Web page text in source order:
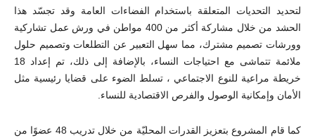
لتحديد التحديات المتعلقة باستخدام الفضاءات العامة وقد تجسّد هذا
الحشد من خلال مشاركة أكثر من 400 مواطن في ورش عمل تشاركية
وورشات تصميم مشترك، مما سهل التعبير عن التطلعات وتصميم حلول
ملائمة تتماشى مع احتياجات النساء، بالإضافة إلى ذلك، تم إعداد 18
خريطة مراعية للنوع الاجتماعي ، تسلط الضوء على قضايا رئيسية مثل
الأمان وإمكانية الوصول والفرص الاقتصادية للنساء.
كما قام المشروع بتعزيز القدرات المحليّة من خلال تدريب 48 عضوًا من